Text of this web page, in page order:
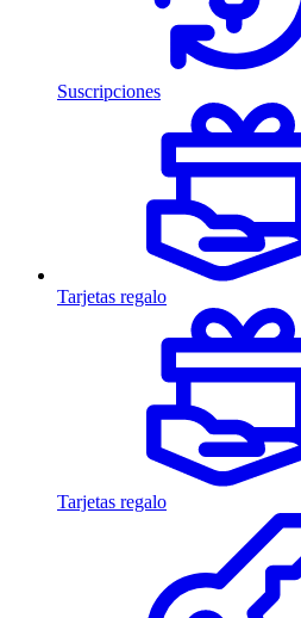
Suscripciones
Tarjetas regalo
Tarjetas regalo